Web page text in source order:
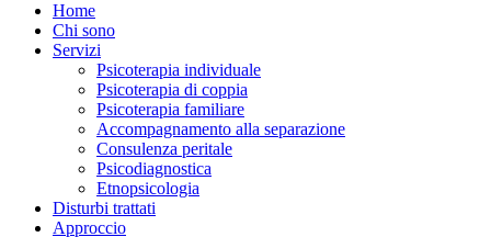
Home
Chi sono
Servizi
Psicoterapia individuale
Psicoterapia di coppia
Psicoterapia familiare
Accompagnamento alla separazione
Consulenza peritale
Psicodiagnostica
Etnopsicologia
Disturbi trattati
Approccio